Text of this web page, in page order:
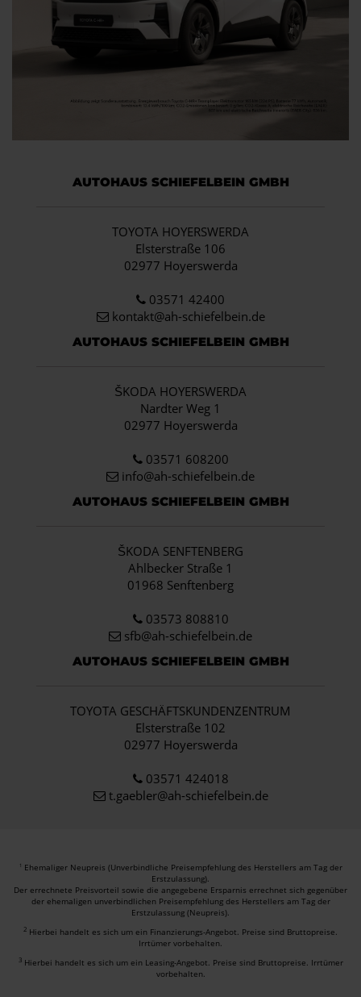
AUTOHAUS SCHIEFELBEIN GMBH
TOYOTA HOYERSWERDA
Elsterstraße 106
02977 Hoyerswerda
03571 42400
kontakt@ah-schiefelbein.de
AUTOHAUS SCHIEFELBEIN GMBH
ŠKODA HOYERSWERDA
Nardter Weg 1
02977 Hoyerswerda
03571 608200
info@ah-schiefelbein.de
AUTOHAUS SCHIEFELBEIN GMBH
ŠKODA SENFTENBERG
Ahlbecker Straße 1
01968 Senftenberg
03573 808810
sfb@ah-schiefelbein.de
AUTOHAUS SCHIEFELBEIN GMBH
TOYOTA GESCHÄFTSKUNDENZENTRUM
Elsterstraße 102
02977 Hoyerswerda
03571 424018
t.gaebler@ah-schiefelbein.de
1 Ehemaliger Neupreis (Unverbindliche Preisempfehlung des Herstellers am Tag der
Erstzulassung).
Der errechnete Preisvorteil sowie die angegebene Ersparnis errechnet sich gegenüber
der ehemaligen unverbindlichen Preisempfehlung des Herstellers am Tag der
Erstzulassung (Neupreis).
2 Hierbei handelt es sich um ein Finanzierungs-Angebot. Preise sind Bruttopreise.
Irrtümer vorbehalten.
3 Hierbei handelt es sich um ein Leasing-Angebot. Preise sind Bruttopreise. Irrtümer
vorbehalten.